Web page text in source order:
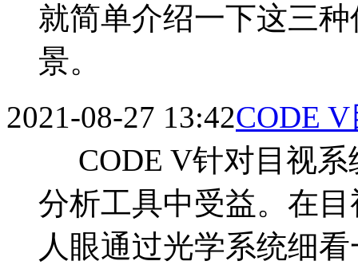
就简单介绍一下这三
景。
2021-08-27 13:42CODE
CODE V针对目视系
分析工具中受益。在
人眼通过光学系统细